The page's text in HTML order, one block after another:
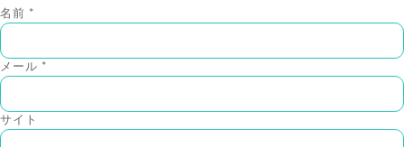
名前 *
メール *
サイト